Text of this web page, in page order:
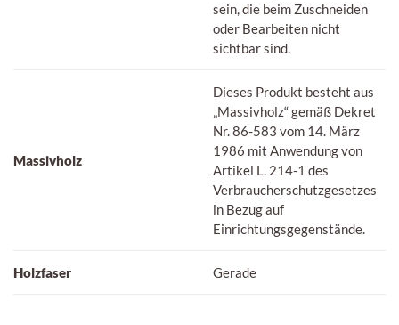
sein, die beim Zuschneiden
oder Bearbeiten nicht
sichtbar sind.
Massivholz
Dieses Produkt besteht aus
„Massivholz“ gemäß Dekret
Nr. 86-583 vom 14. März
1986 mit Anwendung von
Artikel L. 214-1 des
Verbraucherschutzgesetzes
in Bezug auf
Einrichtungsgegenstände.
Holzfaser Gerade